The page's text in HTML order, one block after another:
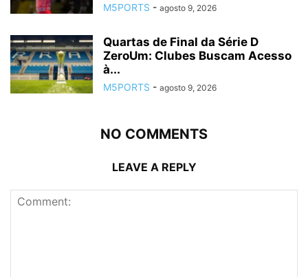
M5PORTS - agosto 9, 2026
Quartas de Final da Série D
ZeroUm: Clubes Buscam Acesso
à...
M5PORTS - agosto 9, 2026
NO COMMENTS
LEAVE A REPLY